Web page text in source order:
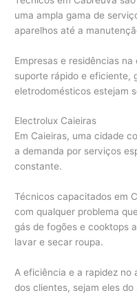
uma ampla gama de
aparelhos até a
Empresas e residências
suporte rápido e eficiente,
eletrodomésticos estejam
Electrolux Caieiras
Em Caieiras, uma cidade
a demanda por serviços
constante.
Técnicos capacitados em
com qualquer problema
gás de fogões e cooktops
lavar e secar roupa.
A eficiência e a rapidez
dos clientes, sejam eles